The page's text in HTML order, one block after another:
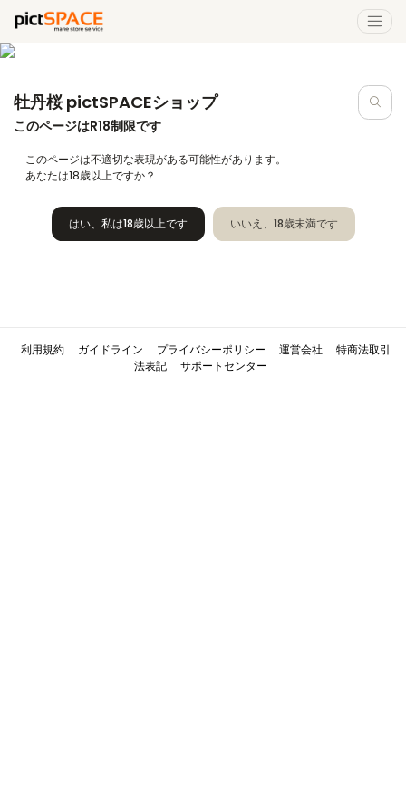
牡丹桜 pictSPACEショップ
このページはR18制限です
このページは不適切な表現がある可能性があります。
あなたは18歳以上ですか？
はい、私は18歳以上です いいえ、18歳未満です
利用規約 ガイドライン プライバシーポリシー 運営会社
特商法取引
法表記
サポートセンター